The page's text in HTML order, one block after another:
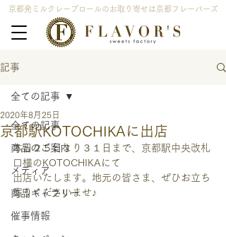
京都発ミルクレープロールのお取り寄せは京都フレーバーズ
記事
全ての記事
商品のご案内
メディア
商品ギャラリー
催事情報
全ての記事
京都駅KOTOCHIKAに出店
2020年8月25日
本日２５日より３１日まで、京都駅中央改札
口横のKOTOCHIKAにて
出店いたします。地元の皆さま、ぜひお立ち
寄りくださいませ♪